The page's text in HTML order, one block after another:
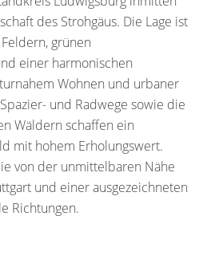
des Strohgäus. Die Lage ist
grünen
einer harmonischen
Wohnen und urbaner
und Radwege sowie die
Wäldern schaffen ein
mit hohem Erholungswert.
von der unmittelbaren Nähe
und einer ausgezeichneten
Richtungen.